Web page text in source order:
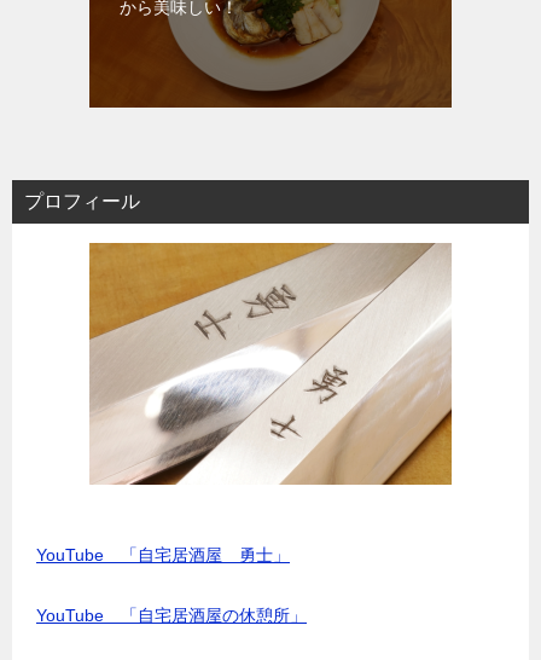
から美味しい！
プロフィール
YouTube 「自宅居酒屋 勇士」
YouTube 「自宅居酒屋の休憩所」